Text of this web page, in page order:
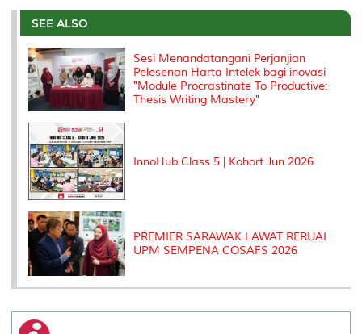
e
b
o
o
k
t
r
e
I
l
L
n
P
e
s
t
SEE ALSO
Sesi Menandatangani Perjanjian
Pelesenan Harta Intelek bagi inovasi
"Module Procrastinate To Productive:
Thesis Writing Mastery"
InnoHub Class 5 | Kohort Jun 2026
PREMIER SARAWAK LAWAT RERUAI
UPM SEMPENA COSAFS 2026